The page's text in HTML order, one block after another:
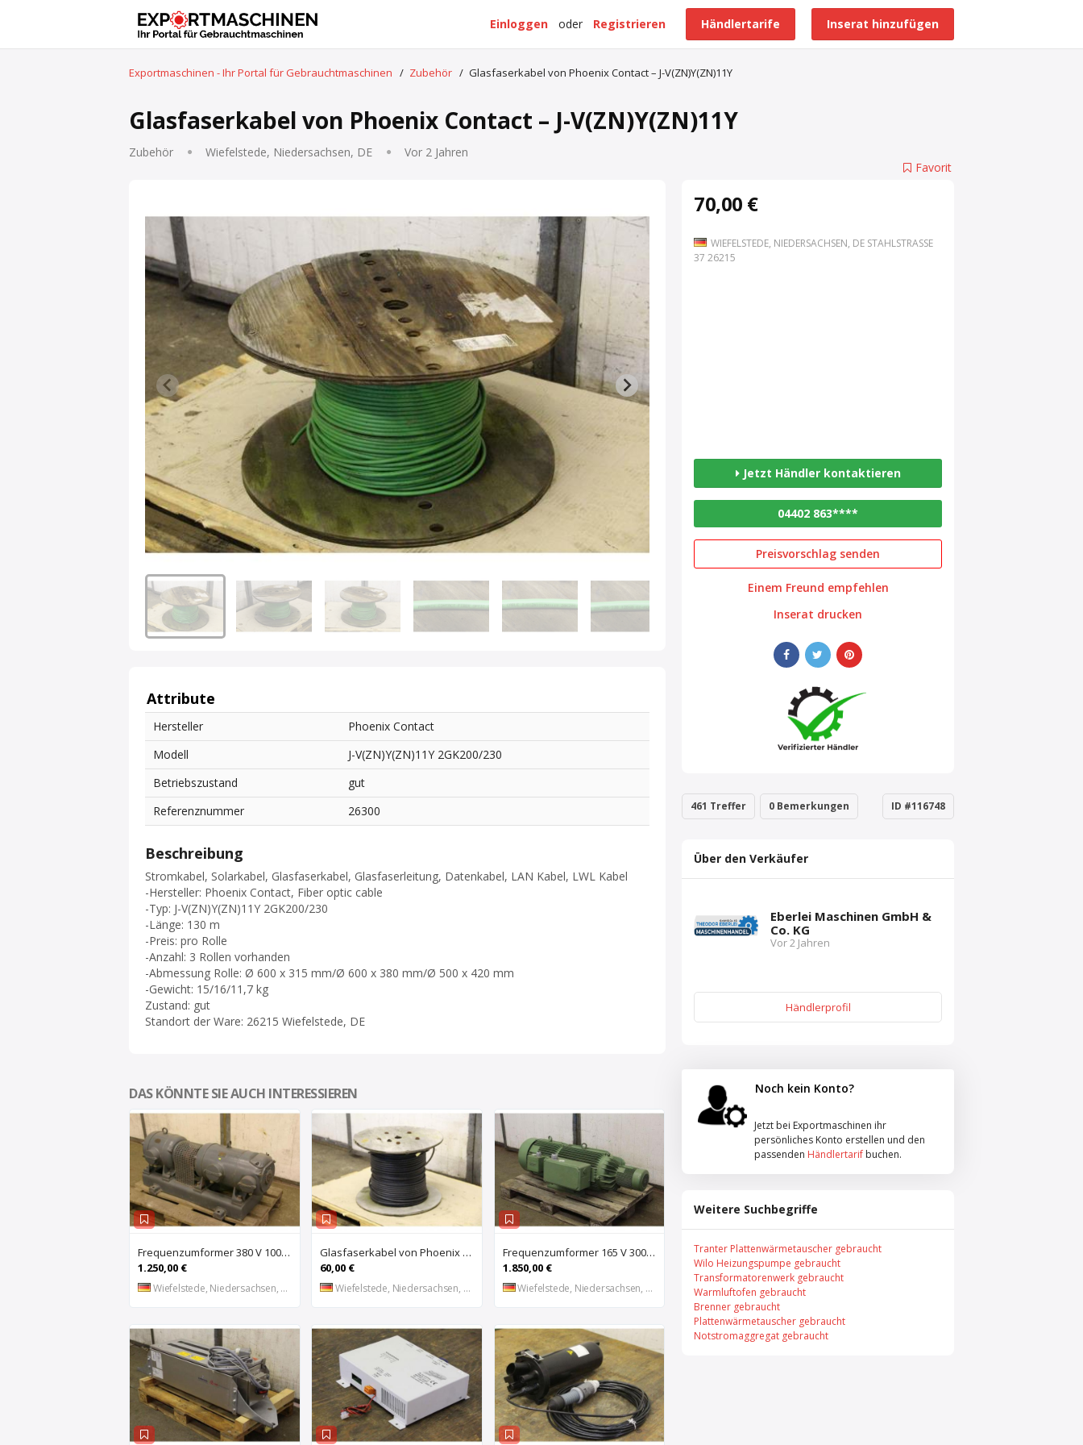
Inserat hinzufügen
Händlertarife
Registrieren
oder
Einloggen
Exportmaschinen - Ihr Portal für Gebrauchtmaschinen / Zubehör / Glasfaserkabel von Phoenix Contact – J-V(ZN)Y(ZN)11Y
Glasfaserkabel von Phoenix Contact – J-V(ZN)Y(ZN)11Y
Zubehör Wiefelstede, Niedersachsen, DE Vor 2 Jahren
Attribute
Hersteller
Phoenix Contact
Modell
J-V(ZN)Y(ZN)11Y 2GK200/230
Betriebszustand
gut
Referenznummer
26300
Beschreibung
Stromkabel, Solarkabel, Glasfaserkabel, Glasfaserleitung, Datenkabel, LAN Kabel, LWL Kabel
-Hersteller: Phoenix Contact, Fiber optic cable
-Typ: J-V(ZN)Y(ZN)11Y 2GK200/230
-Länge: 130 m
-Preis: pro Rolle
-Anzahl: 3 Rollen vorhanden
-Abmessung Rolle: Ø 600 x 315 mm/Ø 600 x 380 mm/Ø 500 x 420 mm
-Gewicht: 15/16/11,7 kg
Zustand: gut
Standort der Ware: 26215 Wiefelstede, DE
DAS KÖNNTE SIE AUCH INTERESSIEREN
Frequenzumformer 380 V 100 Hz 18 KVA von CONZ – UZ44-2
1.250,00 €
Wiefelstede, Niedersachsen, DE
Glasfaserkabel von Phoenix Contact – AT-VQHB2Y
60,00 €
Wiefelstede, Niedersachsen, DE
Frequenzumformer 165 V 300 Hz 26 kVA von Flender – 2 GR200/230
1.850,00 €
Wiefelstede, Niedersachsen, DE
Favorit
70,00 €
WIEFELSTEDE, NIEDERSACHSEN, DE STAHLSTRASSE 3
7 26215
Jetzt Händler kontaktieren
04402 863****
Preisvorschlag senden
Einem Freund empfehlen
Inserat drucken
461 Treffer 0 Bemerkungen ID #116748
Über den Verkäufer
Eberlei Maschinen GmbH &
Co. KG
Vor 2 Jahren
Händlerprofil
Noch kein Konto?
Jetzt bei Exportmaschinen ihr
persönliches Konto erstellen und den
passenden Händlertarif buchen.
Weitere Suchbegriffe
Tranter Plattenwärmetauscher gebraucht
Wilo Heizungspumpe gebraucht
Transformatorenwerk gebraucht
Warmluftofen gebraucht
Brenner gebraucht
Plattenwärmetauscher gebraucht
Notstromaggregat gebraucht